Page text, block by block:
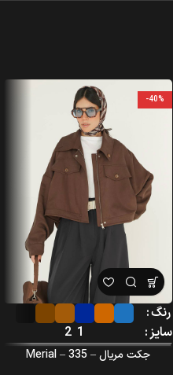
-40%
رنگ
سایز
1
2
جکت مریال – Merial – 335